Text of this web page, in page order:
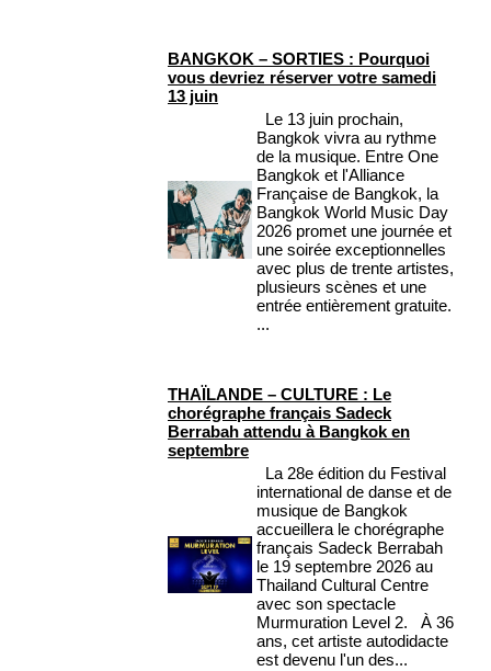
BANGKOK – SORTIES : Pourquoi
vous devriez réserver votre samedi
13 juin
Le 13 juin prochain,
Bangkok vivra au rythme
de la musique. Entre One
Bangkok et l'Alliance
Française de Bangkok, la
Bangkok World Music Day
2026 promet une journée et
une soirée exceptionnelles
avec plus de trente artistes,
plusieurs scènes et une
entrée entièrement gratuite.
...
THAÏLANDE – CULTURE : Le
chorégraphe français Sadeck
Berrabah attendu à Bangkok en
septembre
La 28e édition du Festival
international de danse et de
musique de Bangkok
accueillera le chorégraphe
français Sadeck Berrabah
le 19 septembre 2026 au
Thailand Cultural Centre
avec son spectacle
Murmuration Level 2. À 36
ans, cet artiste autodidacte
est devenu l'un des...